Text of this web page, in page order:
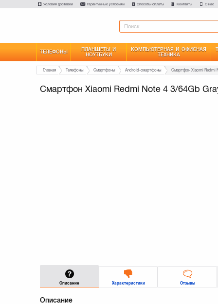
Условия доставки Гарантийные условияи Способы оплаты Контакты О нас
ТЕЛЕФОНЫ
ПЛАНШЕТЫ И
НОУТБУКИ
КОМПЬЮТЕРНАЯ И ОФИСНАЯ
ТЕХНИКА
Главная Телефоны Смартфоны Android-смартфоны Смартфон Xiaomi Redmi
Смартфон Xiaomi Redmi Note 4 3/64Gb
Описание Характеристики Отзывы
Описание